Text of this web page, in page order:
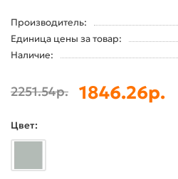
Производитель:
Единица цены за товар:
Наличие:
2251.54р. 1846.26р.
Цвет: